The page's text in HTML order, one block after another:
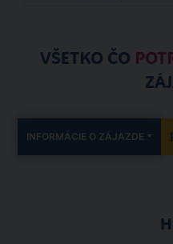
VŠETKO ČO
INFORMÁCIE O ZÁJAZDE